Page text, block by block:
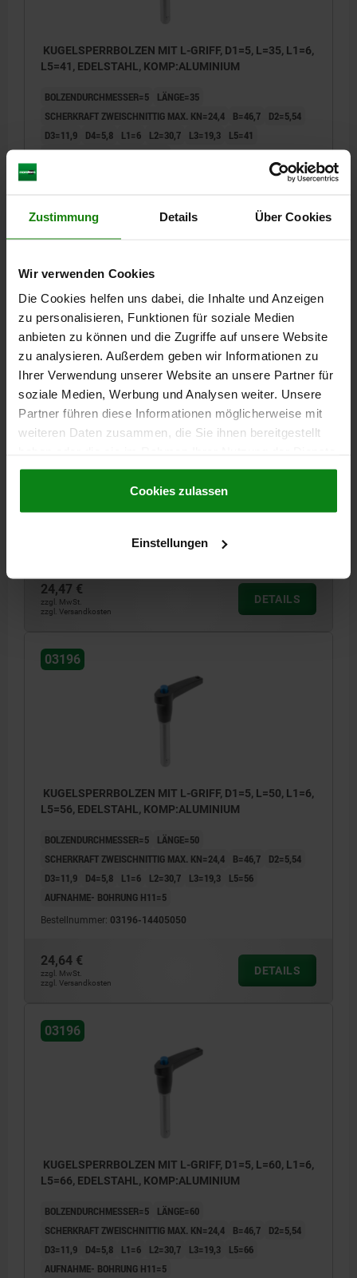
Zustimmung Details Über Cookies
Wir verwenden Cookies
Die Cookies helfen uns dabei, die Inhalte und Anzeigen
zu personalisieren, Funktionen für soziale Medien
anbieten zu können und die Zugriffe auf unsere Website
zu analysieren. Außerdem geben wir Informationen zu
Ihrer Verwendung unserer Website an unsere Partner für
soziale Medien, Werbung und Analysen weiter. Unsere
Partner führen diese Informationen möglicherweise mit
weiteren Daten zusammen, die Sie ihnen bereitgestellt
gesammelt haben.Cookie Richtlinien
Datenschutz|AGB
Cookies zulassen
Einstellungen
KUGELSPERRBOLZEN MIT L-GRIFF, D1=5, L=35, L1=6,
L5=41, EDELSTAHL, KOMP:ALUMINIUM
BOLZENDURCHMESSER=5
LÄNGE=35
SCHERKRAFT ZWEISCHNITTIG MAX. KN=24,4
B=46,7
D2=5,54
D3=11,9
D4=5,8 L1=6 L2=30,7 L3=19,3
L5=41
AUFNAHME- BOHRUNG H11=5
24,47 €
zzgl. Versandkosten
KUGELSPERRBOLZEN MIT L-GRIFF, D1=5, L=40, L1=6,
L5=46, EDELSTAHL, KOMP:ALUMINIUM
BOLZENDURCHMESSER=5 LÄNGE=40
SCHERKRAFT ZWEISCHNITTIG MAX. KN=24,4
03196-14405040
24,47 €
zzgl. MwSt.
zzgl. Versandkosten
DETAILS
03196
KUGELSPERRBOLZEN MIT L-GRIFF, D1=5, L=50, L1=6,
L5=56, EDELSTAHL, KOMP:ALUMINIUM
BOLZENDURCHMESSER=5
LÄNGE=50
SCHERKRAFT ZWEISCHNITTIG MAX. KN=24,4
B=46,7
D2=5,54
D3=11,9
D4=5,8 L1=6 L2=30,7 L3=19,3
L5=56
AUFNAHME- BOHRUNG H11=5
Bestellnummer: 03196-14405050
24,64 €
zzgl. MwSt.
zzgl. Versandkosten
DETAILS
03196
KUGELSPERRBOLZEN MIT L-GRIFF, D1=5, L=60, L1=6,
L5=66, EDELSTAHL, KOMP:ALUMINIUM
BOLZENDURCHMESSER=5
LÄNGE=60
SCHERKRAFT ZWEISCHNITTIG MAX. KN=24,4
B=46,7
D2=5,54
D3=11,9
D4=5,8 L1=6 L2=30,7 L3=19,3
L5=66
AUFNAHME- BOHRUNG H11=5